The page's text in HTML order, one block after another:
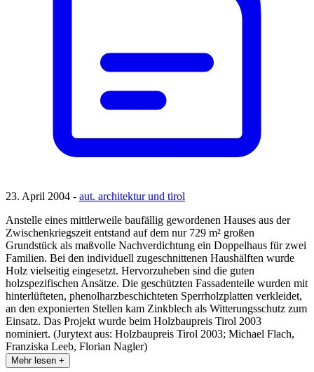
23. April 2004 - aut. architektur und tirol
Anstelle eines mittlerweile baufällig gewordenen Hauses aus der
Zwischenkriegszeit entstand auf dem nur 729 m² großen
Grundstück als maßvolle Nachverdichtung ein Doppelhaus für zwei
Familien. Bei den individuell zugeschnittenen Haushälften wurde
Holz vielseitig eingesetzt. Hervorzuheben sind die guten
holzspezifischen Ansätze. Die geschützten Fassadenteile wurden mit
hinterlüfteten, phenolharzbeschichteten Sperrholzplatten verkleidet,
an den exponierten Stellen kam Zinkblech als Witterungsschutz zum
Einsatz. Das Projekt wurde beim Holzbaupreis Tirol 2003
nominiert. (Jurytext aus: Holzbaupreis Tirol 2003; Michael Flach,
Franziska Leeb, Florian Nagler)
Mehr lesen +